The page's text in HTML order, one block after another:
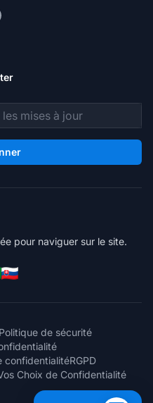
pour naviguer sur le site.
Politique de sécurité
confidentialitéRGPD
Choix de Confidentialité